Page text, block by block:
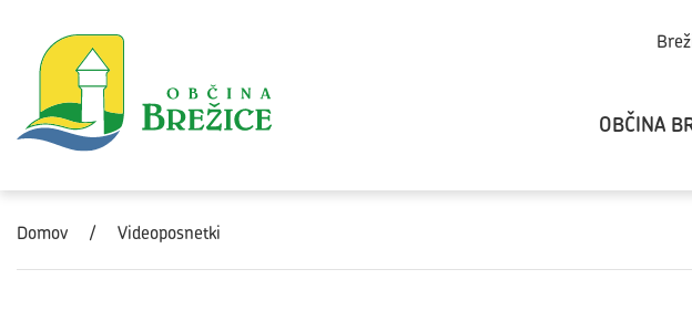
OBČINA
Domov / Videoposnetki